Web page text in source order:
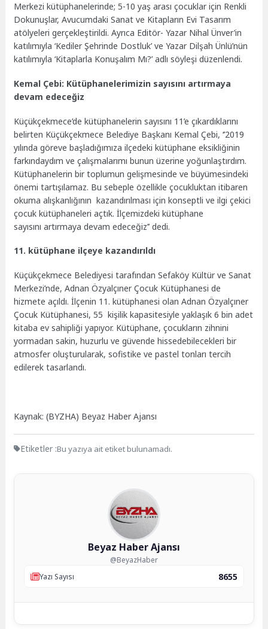
Merkezi kütüphanelerinde; 5-10 yaş arası çocuklar için Renkli
Dokunuşlar, Avucumdaki Sanat ve Kitapların Evi Tasarım
atölyeleri gerçekleştirildi. Ayrıca Editör- Yazar Nihal Ünver’in
katılımıyla ‘Kediler Şehrinde Dostluk’ ve Yazar Dilşah Ünlü’nün
katılımıyla ‘Kitaplarla Konuşalım Mı?’ adlı söyleşi düzenlendi.
Kemal Çebi: Kütüphanelerimizin sayısını artırmaya
devam edeceğiz
Küçükçekmece’de kütüphanelerin sayısını 11’e çıkardıklarını
belirten Küçükçekmece Belediye Başkanı Kemal Çebi, ‘’2019
yılında göreve başladığımıza ilçedeki kütüphane eksikliğinin
farkındaydım ve çalışmalarımı bunun üzerine yoğunlaştırdım.
Kütüphanelerin bir toplumun gelişmesinde ve büyümesindeki
önemi tartışılamaz. Bu sebeple özellikle çocukluktan itibaren
okuma alışkanlığının kazandırılması için konseptli ve ilgi çekici
çocuk kütüphaneleri açtık. İlçemizdeki kütüphane
sayısını artırmaya devam edeceğiz’’ dedi.
11. kütüphane ilçeye kazandırıldı
Küçükçekmece Belediyesi tarafından Sefaköy Kültür ve Sanat
Merkezi’nde, Adnan Özyalçıner Çocuk Kütüphanesi de
hizmete açıldı. İlçenin 11. kütüphanesi olan Adnan Özyalçıner
Çocuk Kütüphanesi, 55 kişilik kapasitesiyle yaklaşık 6 bin adet
kitaba ev sahipliği yapıyor. Kütüphane, çocukların zihnini
yormadan sakin, huzurlu ve güvende hissedebilecekleri bir
atmosfer oluşturularak, sofistike ve pastel tonları tercih
edilerek tasarlandı.
Kaynak: (BYZHA) Beyaz Haber Ajansı
Etiketler :Bu yazıya ait etiket bulunamadı.
Beyaz Haber Ajansı
@BeyazHaber
Yazı Sayısı
8655